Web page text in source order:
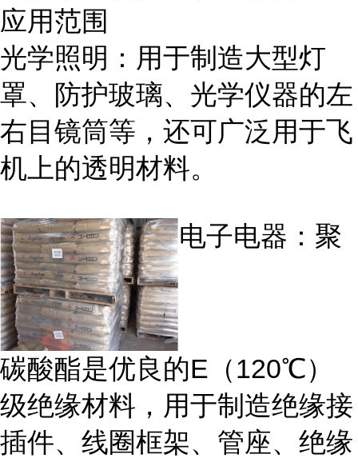
应用范围
光学照明：用于制造大型灯
罩、防护玻璃、光学仪器的左
右目镜筒等，还可广泛用于飞
机上的透明材料。
电子电器：聚
碳酸酯是优良的E（120℃）
级绝缘材料，用于制造绝缘接
插件、线圈框架、管座、绝缘